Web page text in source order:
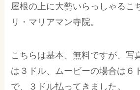
屋根の上に大勢いらっしゃるこ
リ・マリアマン寺院。
こちらは基本、無料ですが、写
は３ドル、ムービーの場合は６
で、３ドル払ってきました。